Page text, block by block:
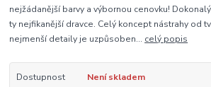
nejžádanější barvy a výbornou cenovku!
ty nejfikanější dravce. Celý koncept nástrahy od
nejmenší detaily je uzpůsoben... celý popis
Dostupnost Není skladem